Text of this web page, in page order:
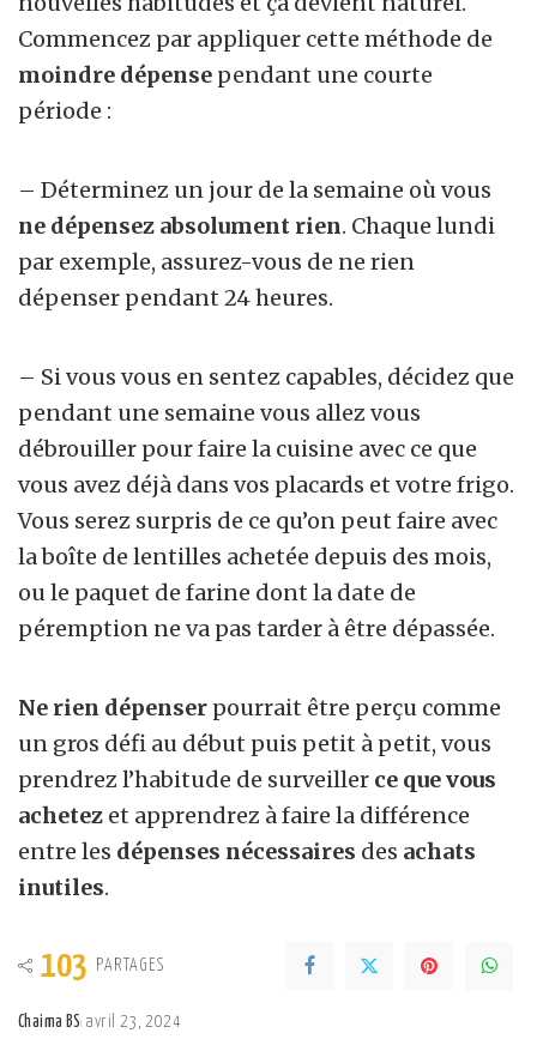
Commencez par appliquer cette méthode de
moindre dépense pendant une courte
période :
– Déterminez un jour de la semaine où vous
ne dépensez absolument rien. Chaque lundi
par exemple, assurez-vous de ne rien
dépenser pendant 24 heures.
– Si vous vous en sentez capables, décidez que
pendant une semaine vous allez vous
débrouiller pour faire la cuisine avec ce que
vous avez déjà dans vos placards et votre frigo.
Vous serez surpris de ce qu’on peut faire avec
la boîte de lentilles achetée depuis des mois,
ou le paquet de farine dont la date de
péremption ne va pas tarder à être dépassée.
Ne rien dépenser pourrait être perçu comme
un gros défi au début puis petit à petit, vous
prendrez l’habitude de surveiller ce que vous
achetez et apprendrez à faire la différence
entre les dépenses nécessaires des achats
inutiles.
103 PARTAGES
Chaima BS avril 23, 2024